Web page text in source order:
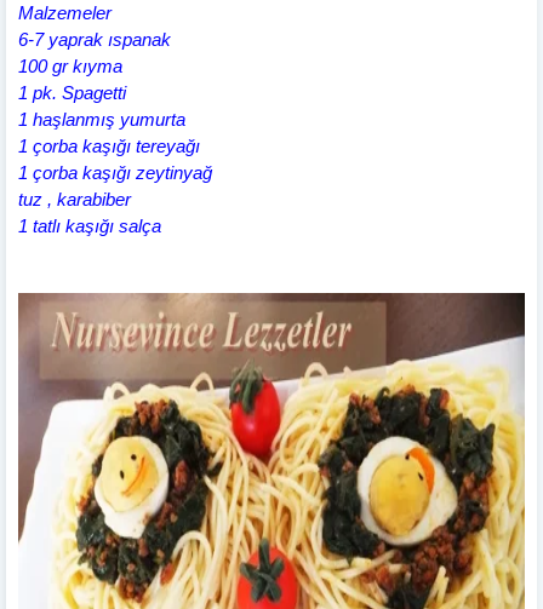
Malzemeler
6-7 yaprak ıspanak
100 gr kıyma
1 pk. Spagetti
1 haşlanmış yumurta
1 çorba kaşığı tereyağı
1 çorba kaşığı zeytinyağ
tuz , karabiber
1 tatlı kaşığı salça